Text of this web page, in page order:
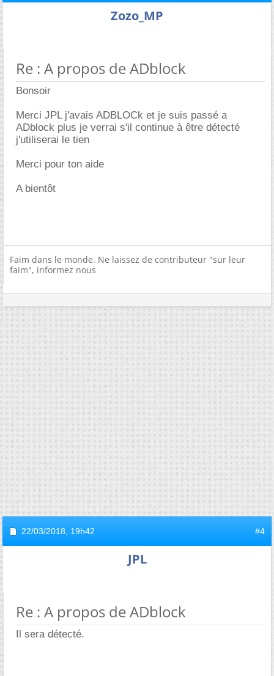
Zozo_MP
Re : A propos de ADblock
Bonsoir
Merci JPL j'avais ADBLOCk et je suis passé a
ADblock plus je verrai s'il continue à être détecté
j'utiliserai le tien
Merci pour ton aide
A bientôt
Faim dans le monde. Ne laissez de contributeur "sur leur
faim", informez nous
22/03/2018, 19h42 #4
JPL
Re : A propos de ADblock
Il sera détecté.